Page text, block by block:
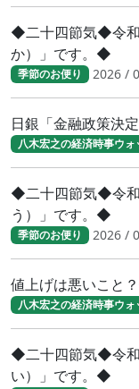
◆二十四節気◆令和
か）」です。◆
季節のお便り 2026 /
日銀「金融政策決
八木宏之の経済時事ウォ
◆二十四節気◆令和
う）」です。◆
季節のお便り 2026 /
値上げは悪いこと
八木宏之の経済時事ウォ
◆二十四節気◆令和
い）」です。◆